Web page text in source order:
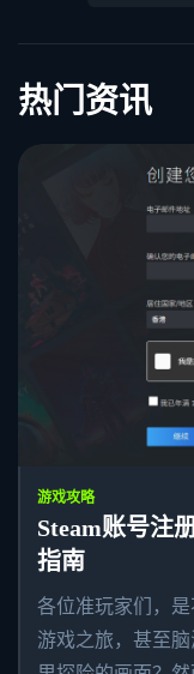
热门资讯
游戏攻略
Steam账号注
指南
各位准玩家们，
游戏之旅，甚至